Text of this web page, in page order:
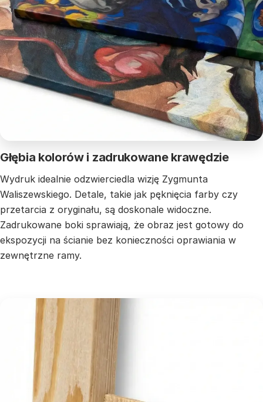
Głębia kolorów i zadrukowane krawędzie
Wydruk idealnie odzwierciedla wizję Zygmunta
Waliszewskiego. Detale, takie jak pęknięcia farby czy
przetarcia z oryginału, są doskonale widoczne.
Zadrukowane boki sprawiają, że obraz jest gotowy do
ekspozycji na ścianie bez konieczności oprawiania w
zewnętrzne ramy.